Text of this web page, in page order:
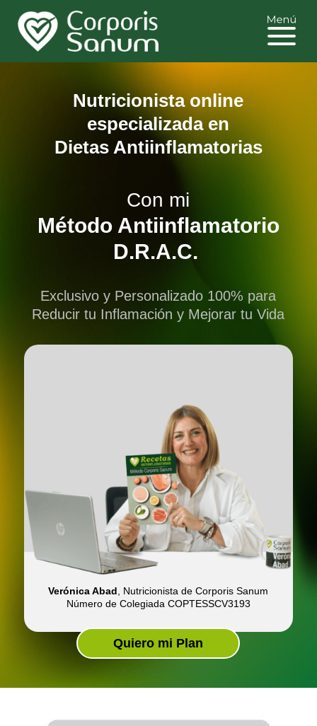
Nutricionista online
especializada en
Dietas Antiinflamatorias
Con mi
Método Antiinflamatorio
D.R.A.C.
Exclusivo y Personalizado 100% para
Reducir tu Inflamación y Mejorar tu Vida
Verónica Abad , Nutricionista de Corporis Sanum
Número de Colegiada COPTESSCV3193
Quiero mi Plan